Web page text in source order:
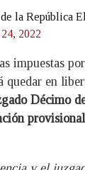
la República
2022
impuestas
quedar en
Décimo